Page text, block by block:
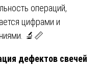
операций,
цифрами и
🔬📏
дефектов свечей